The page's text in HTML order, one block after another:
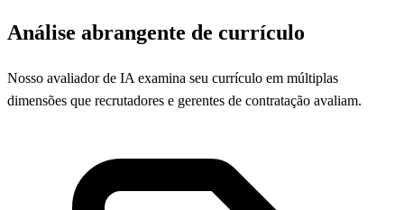
Análise abrangente de currículo
Nosso avaliador de IA examina seu currículo em múltiplas
dimensões que recrutadores e gerentes de contratação avaliam.